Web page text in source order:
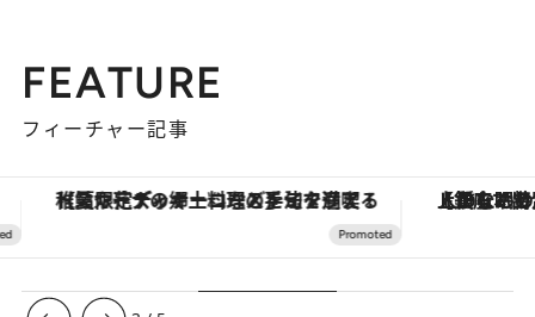
FEATURE
フィーチャー記事
【夏限定ディナーコース】旬を迎える稚鮎や花ズッキーニなどをイタリア・トスカーナの郷土料理の手法で満喫！ 【銀座で出合う最旬美容】美髪ケアや上